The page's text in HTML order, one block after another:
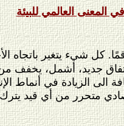
في المعنى العالمي للبيئة
كل شيء يتغير
جديد، أشمل، يخفف من
الى الزيادة في أنماط
متحرر من أي قيد